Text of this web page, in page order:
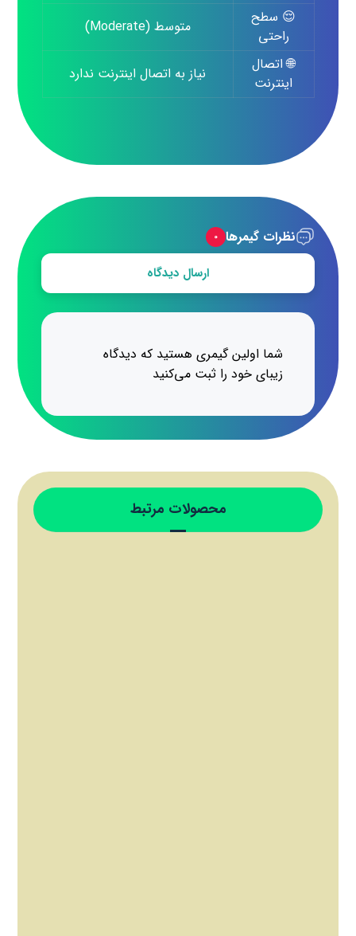
😌 سطح
راحتی
متوسط (Moderate)
🌐 اتصال
اینترنت
نیاز به اتصال اینترنت ندارد
نظرات گیمرها ۰
ارسال دیدگاه
شما اولین گیمری هستید که دیدگاه
زیبای خود را ثبت می‌کنید
محصولات مرتبط